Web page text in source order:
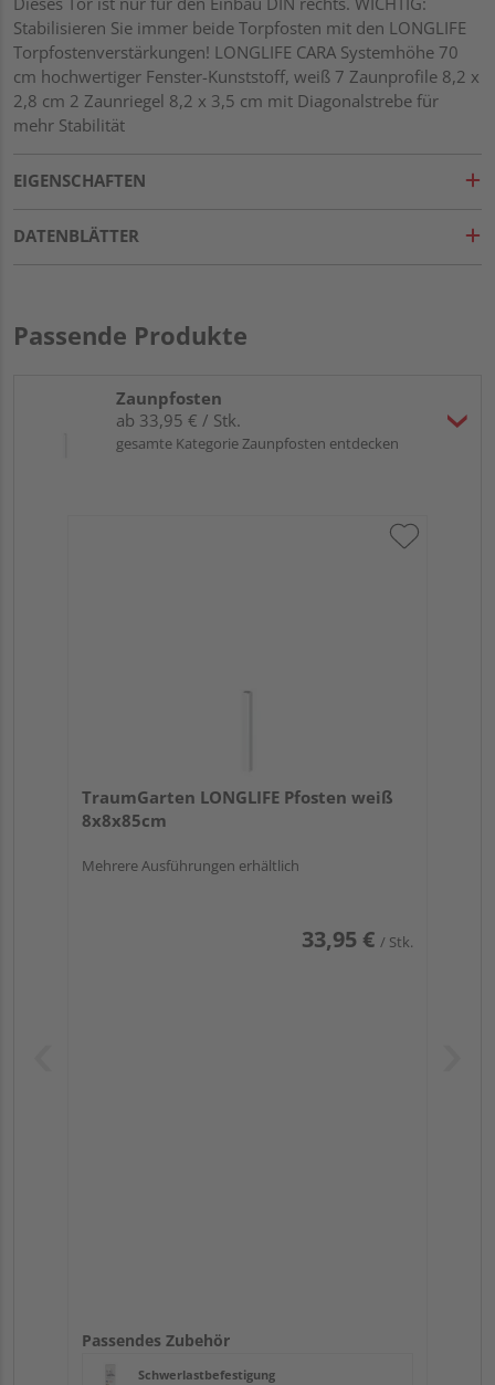
Stabilisieren Sie immer beide Torpfosten mit den LONGLIFE
Torpfostenverstärkungen! LONGLIFE CARA Systemhöhe 70
cm hochwertiger Fenster-Kunststoff, weiß 7 Zaunprofile 8,2 x
2,8 cm 2 Zaunriegel 8,2 x 3,5 cm mit Diagonalstrebe für
mehr Stabilität
EIGENSCHAFTEN
DATENBLÄTTER
Passende Produkte
Zaunpfosten
ab 33,95 € / Stk.
gesamte Kategorie Zaunpfosten entdecken
TraumGarten LONGLIFE Pfosten weiß
8x8x85cm
Mehrere Ausführungen erhältlich
33,95 € / Stk.
Passendes Zubehör
Schwerlastbefestigung